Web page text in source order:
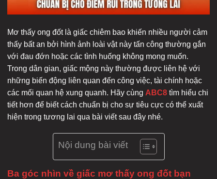
Mơ thấy ong đốt là giấc chiêm bao khiến nhiều người cảm
thấy bất an bởi hình ảnh loài vật này tấn công thường gắn
với đau đớn hoặc các tình huống không mong muốn.
Trong dân gian, giấc mộng này thường được liên hệ với
những biến động liên quan đến công việc, tài chính hoặc
các mối quan hệ xung quanh. Hãy cùng ABC8 tìm hiểu chi
tiết hơn để biết cách chuẩn bị cho sự tiêu cực có thể xuất
hiện trong tương lai qua bài viết sau đây nhé.
Nội dung bài viết
Ba góc nhìn về giấc mơ thấy ong đốt bạn